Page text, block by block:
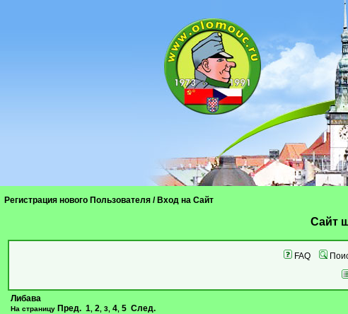
Регистрация нового Пользователя / Вход на Сайт
Cайт
FAQ
Либава
На страницу Пред. 1 2 3 4 5 След.